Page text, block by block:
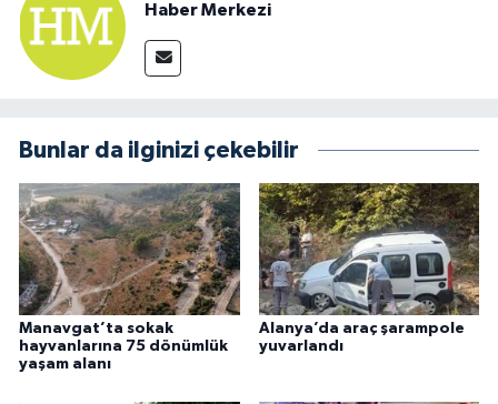
Haber Merkezi
Bunlar da ilginizi çekebilir
Manavgat’ta sokak
hayvanlarına 75 dönümlük
yaşam alanı
Alanya’da araç şarampole
yuvarlandı